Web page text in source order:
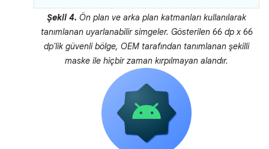
Şekil 4. Ön plan ve arka plan katmanları kullanılarak
tanımlanan uyarlanabilir simgeler. Gösterilen 66 dp x 66
dp'likgüvenli bölge, OEM tarafından tanımlanan şekilli
maske ile hiçbir zaman kırpılmayan alandır.